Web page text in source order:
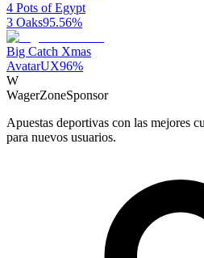
4 Pots of Egypt
3 Oaks95.56%
Big Catch Xmas
AvatarUX96%
W
WagerZoneSponsor
Apuestas deportivas con las mejores
para nuevos usuarios.